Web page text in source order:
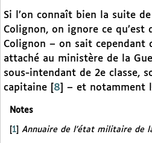
Si l’on connaît bien la suite
Colignon, on ignore ce qu’est
Colignon – on sait cependant
attaché au ministère de la
sous-intendant de 2e classe,
capitaine
8 – et notamment
Notes
1 Annuaire de l’état militaire de